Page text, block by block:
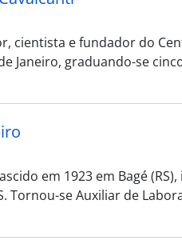
cientista e fundador do
Janeiro, graduando-se
em 1923 em Bagé
Tornou-se Auxiliar de